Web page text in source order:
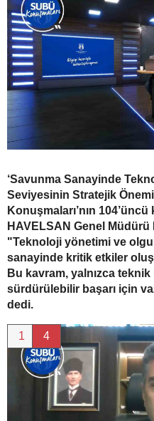
‘Savunma Sanayinde
Seviyesinin Stratejik
Konuşmaları’nın
HAVELSAN Genel Müdürü
"Teknoloji yönetimi ve
sanayinde kritik etkiler
Bu kavram, yalnızca
sürdürülebilir başarı için
dedi.
1 4